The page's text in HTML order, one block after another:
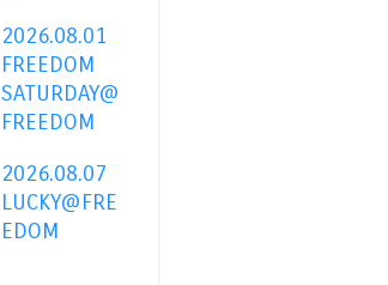
2026.08.01
FREEDOM
SATURDAY@
FREEDOM
2026.08.07
LUCKY@FRE
EDOM